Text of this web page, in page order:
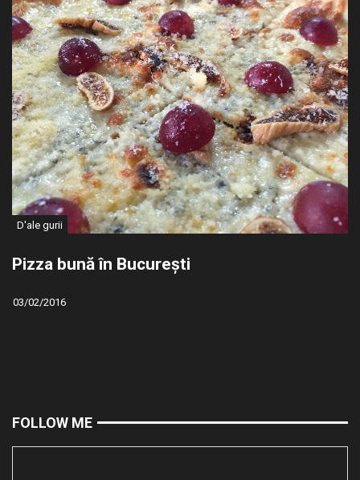
D'ale gurii
Pizza bună în București
03/02/2016
FOLLOW ME